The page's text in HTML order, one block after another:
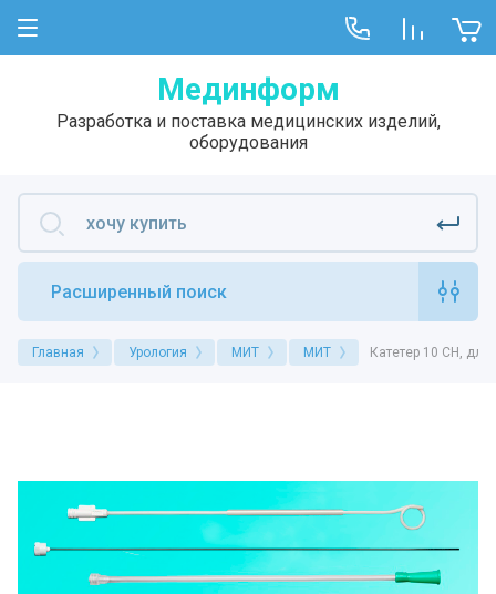
Мединформ
Разработка и поставка медицинских изделий,
оборудования
Расширенный поиск
Главная Урология МИТ МИТ Катетер 10 CH,